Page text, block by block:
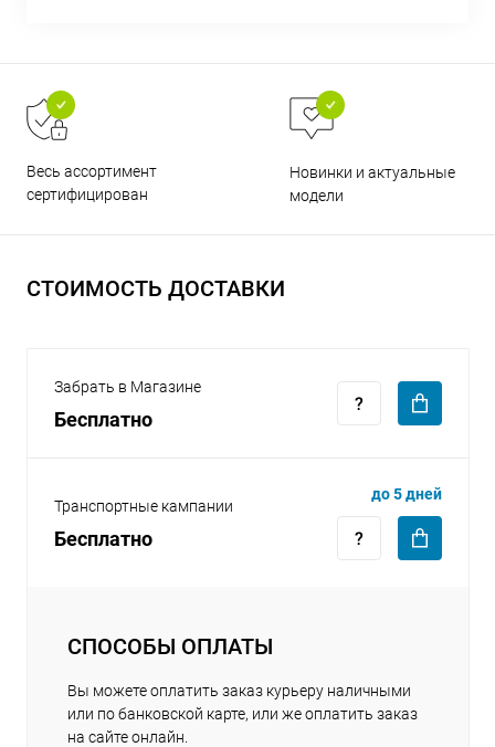
Весь ассортимент
сертифицирован
Новинки и актуальные
модели
СТОИМОСТЬ ДОСТАВКИ
Забрать в Магазине
Бесплатно
Транспортные кампании
Бесплатно
до 5 дней
СПОСОБЫ ОПЛАТЫ
Вы можете оплатить заказ курьеру наличными
или по банковской карте, или же оплатить заказ
на сайте онлайн.
раз в 2 недели